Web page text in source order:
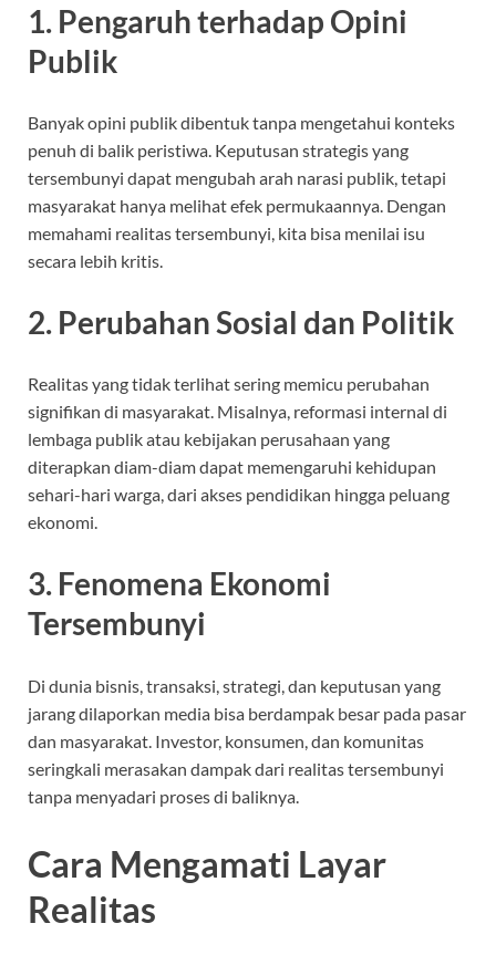
1. Pengaruh terhadap Opini
Publik
Banyak opini publik dibentuk tanpa mengetahui konteks
penuh di balik peristiwa. Keputusan strategis yang
tersembunyi dapat mengubah arah narasi publik, tetapi
masyarakat hanya melihat efek permukaannya. Dengan
memahami realitas tersembunyi, kita bisa menilai isu
secara lebih kritis.
2. Perubahan Sosial dan Politik
Realitas yang tidak terlihat sering memicu perubahan
signifikan di masyarakat. Misalnya, reformasi internal di
lembaga publik atau kebijakan perusahaan yang
diterapkan diam-diam dapat memengaruhi kehidupan
sehari-hari warga, dari akses pendidikan hingga peluang
ekonomi.
3. Fenomena Ekonomi
Tersembunyi
Di dunia bisnis, transaksi, strategi, dan keputusan yang
jarang dilaporkan media bisa berdampak besar pada pasar
dan masyarakat. Investor, konsumen, dan komunitas
seringkali merasakan dampak dari realitas tersembunyi
tanpa menyadari proses di baliknya.
Cara Mengamati Layar
Realitas